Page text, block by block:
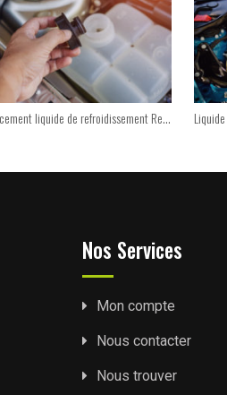
Remplacement liquide de refroidissement Renault Espace
Nos Services
Mon compte
Nous contacter
Nous trouver